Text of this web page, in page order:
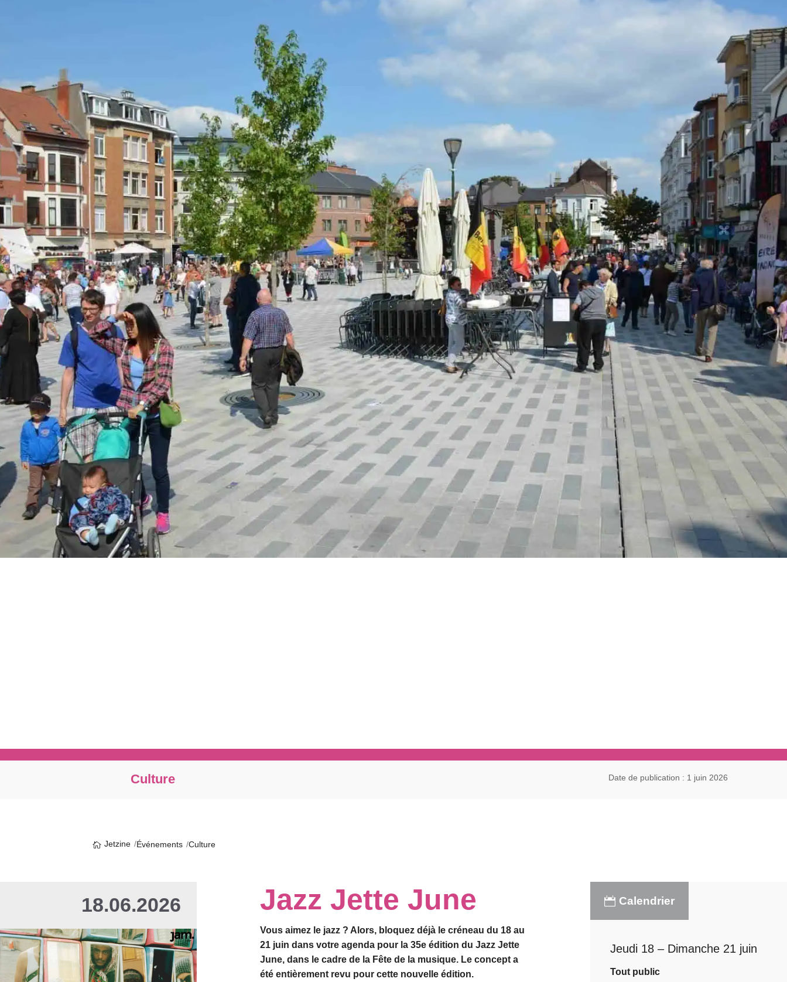
Culture Date de publication : 1 juin 2026
Jetzine Événements Culture
18.06.2026 Jazz Jette June
Vous aimez le jazz ? Alors, bloquez déjà le créneau du 18 au
21 juin dans votre agenda pour la 35e édition du Jazz Jette
June, dans le cadre de la Fête de la musique. Le concept a
été entièrement revu pour cette nouvelle édition.
Calendrier
Jeudi 18 – Dimanche 21 juin
Tout public